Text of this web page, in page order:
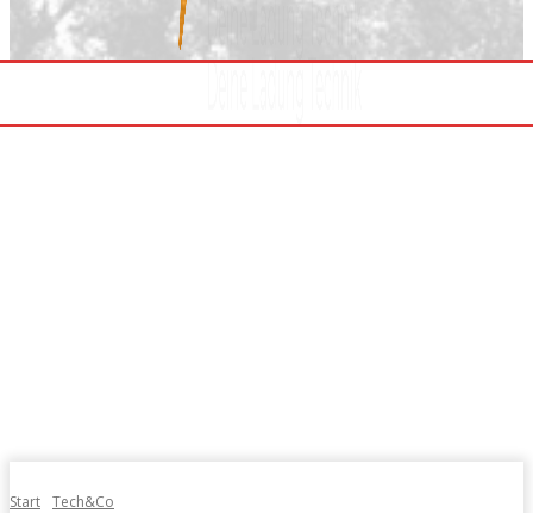
Start Tech&Co